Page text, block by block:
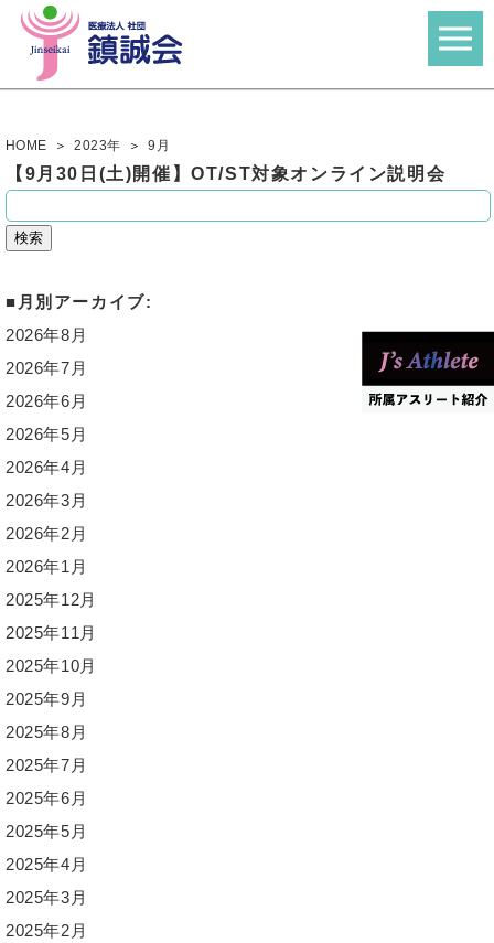
HOME 2023年 9 月
【9月30日(土)開催】OT/ST対象オンライン説明会
索:
月別アーカイブ:
2026年8月
2026年7月
2026年6月
2026年5月
2026年4月
2026年3月
2026年2月
2026年1月
2025年12月
2025年11月
2025年10月
2025年9月
2025年8月
2025年7月
2025年6月
2025年5月
2025年4月
2025年3月
2025年2月